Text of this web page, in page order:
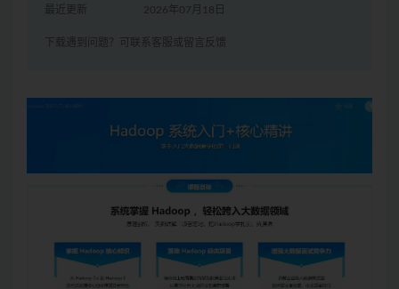
最近更新 2026年07月18日
下载遇到问题？可联系客服或留言反馈